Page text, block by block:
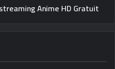
Anime HD Gratuit